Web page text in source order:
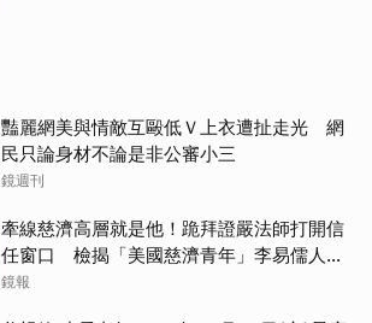
豔麗網美與情敵互毆低Ｖ上衣遭扯走光 網
民只論身材不論是非公審小三
鏡週刊
牽線慈濟高層就是他！跪拜證嚴法師打開信
任窗口 檢揭「美國慈濟青年」李易儒人脈
網絡
鏡報